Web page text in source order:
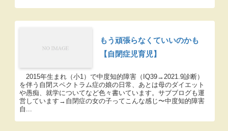
もう頑張らなくていいのかも
【自閉症児育児】
2015年生まれ（小1）で中度知的障害（IQ39→2021.9診断）
を伴う自閉スペクトラム症の娘の日常、あとは母のダイエット
や愚痴、就学についてなど色々書いています。サブブログも運
営しています→自閉症の女の子ってこんな感じ〜中度知的障害
自...